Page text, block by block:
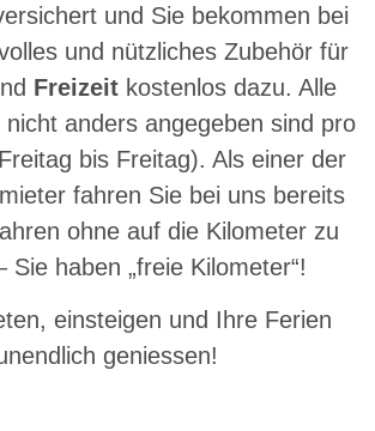
und Sie bekommen bei
und nützliches Zubehör für
Freizeitkostenlos dazu. Alle
nicht anders angegeben sind pro
bis Freitag). Als einer der
fahren Sie bei uns bereits
ohne auf die Kilometer zu
haben „freie Kilometer“!
einsteigen und Ihre Ferien
geniessen!